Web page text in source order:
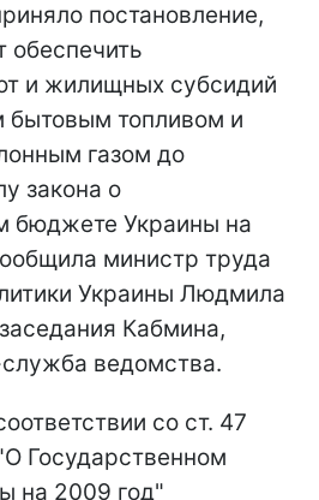
постановление,
обеспечить
и жилищных субсидий
топливом и
газом до
закона о
бюджете Украины на
министр труда
Украины Людмила
Кабмина,
ведомства.
со ст. 47
Государственном
на 2009 год"